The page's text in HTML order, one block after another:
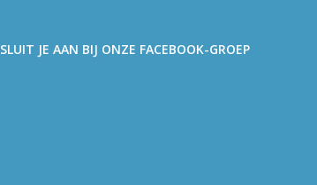
SLUIT JE AAN BIJ ONZE FACEBOOK-GROEP